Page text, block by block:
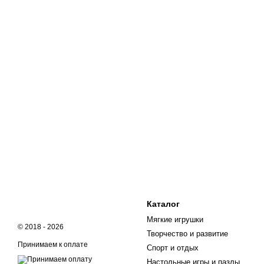
© 2018 - 2026
Принимаем к оплате
Каталог
Мягкие игрушки
Творчество и развитие
Спорт и отдых
Настольные игры и пазлы